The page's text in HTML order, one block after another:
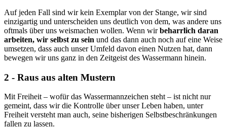
Auf jeden Fall sind wir kein Exemplar von der Stange, wir sind
einzigartig und unterscheiden uns deutlich von dem, was andere uns
oftmals über uns weismachen wollen. Wenn wirbeharrlich daran
arbeiten, wir selbst zu sein und das dann auch noch auf eine Weise
umsetzen, dass auch unser Umfeld davon einen Nutzen hat, dann
bewegen wir uns ganz in den Zeitgeist des Wassermann hinein.
2 - Raus aus alten Mustern
Mit Freiheit – wofür das Wassermannzeichen steht – ist nicht nur
gemeint, dass wir die Kontrolle über unser Leben haben, unter
Freiheit versteht man auch, seine bisherigen Selbstbeschränkungen
fallen zu lassen.